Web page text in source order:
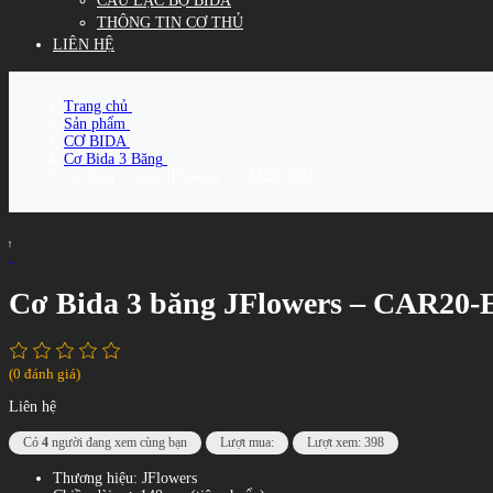
THÔNG TIN CƠ THỦ
LIÊN HỆ
Trang chủ
Sản phẩm
CƠ BIDA
Cơ Bida 3 Băng
Cơ Bida 3 băng JFlowers – CAR20-
(0 đánh giá)
Liên hệ
Có 4 người đang xem cùng bạn Lượt mua: Lượt xem: 398
Thương hiệu: JFlowers